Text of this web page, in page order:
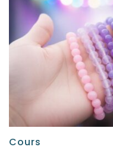
Cours